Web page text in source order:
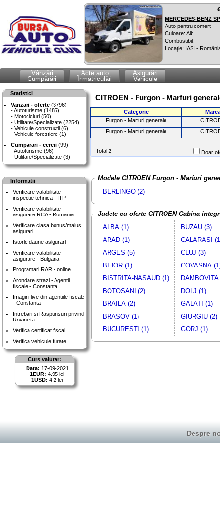
MERCEDES-BENZ
Auto pentru comert
Culoare: Alb
Combustibil:
Locaţie: IASI -
Vânzări
Cumpărări
Acte auto
Înmatriculări
Asigurări
Vehicule
Statistici
Vanzari - oferte (3796)
Autoturisme (1485)
Motocicluri (50)
Utilitare/Specializate (2254)
Vehicule constructii (6)
Vehicule forestiere (1)
Cumparari - cereri (99)
Autoturisme (96)
Utilitare/Specializate (3)
Informatii
Verificare valabilitate
inspectie tehnica - ITP
Verificare valabilitate
asigurare RCA - Romania
Verificare clasa bonus/malus
asigurari
Istoric daune asigurari
Verificare valabilitate
asigurare - Bulgaria
Programari RAR - online
Arondare strazi - Agentii
fiscale - Constanta
Imagini live din agentiile fiscale
- Constanta
Intrebari si Raspunsuri privind
Rovinieta
Verifica certificat fiscal
Verifica vehicule furate
Curs valutar:
Data: 17-09-2021
1EUR: 4.95 lei
1USD: 4.2 lei
CITROEN - Furgon - Marfuri
Categorie
Marca
Furgon - Marfuri generale
Furgon - Marfuri generale
Total:2 Doar
Modele CITROEN Furgon - Marfuri
BERLINGO (2)
Judete cu oferte CITROEN Cabina
ALBA (1)
ARAD (1)
ARGES (5)
BIHOR (1)
BISTRITA-NASAUD (1)
BOTOSANI (2)
BRAILA (2)
BRASOV (1)
BUCURESTI (1)
BUZAU (3)
CALARASI
CLUJ (3)
COVASNA
DAMBOVITA
DOLJ (1)
GALATI (1)
GIURGIU (2)
GORJ (1)
Despre